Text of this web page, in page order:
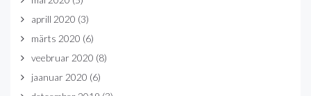
aprill 2020 (3)
märts 2020 (6)
veebruar 2020 (8)
jaanuar 2020 (6)